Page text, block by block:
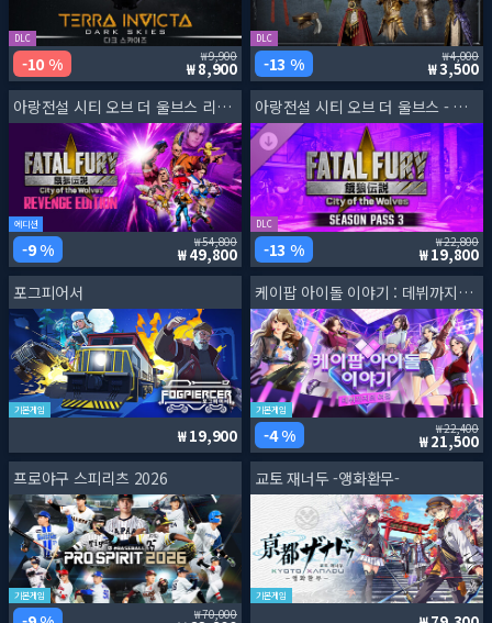
DLC
10 % 9,900
8,900
DLC
13 % 4,000
3,500
아랑전설 시티 오브 더 울브스 리벤지 에디션
에디션
9 % 54,800
49,800
아랑전설 시티 오브 더 울브스 - 시즌 패스 3
DLC
13 % 22,800
19,800
포그피어서
기본게임
19,900
케이팝 아이돌 이야기 : 데뷔까지의 여정
기본게임
4 % 22,400
21,500
프로야구 스피리츠 2026
기본게임
70,000
교토 재너두 -앵화환무-
기본게임